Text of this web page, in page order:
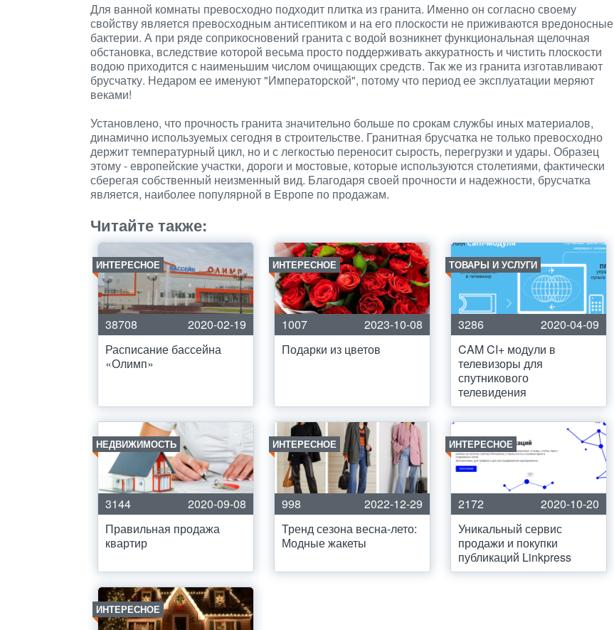
Для ванной комнаты превосходно подходит плитка из гранита. Именно он согласно своему
свойству является превосходным антисептиком и на его плоскости не приживаются вредоносные
бактерии. А при ряде соприкосновений гранита с водой возникнет функциональная щелочная
обстановка, вследствие которой весьма просто поддерживать аккуратность и чистить плоскости
водою приходится с наименьшим числом очищающих средств. Так же из гранита изготавливают
брусчатку. Недаром ее именуют "Императорской", потому что период ее эксплуатации меряют
веками!
Установлено, что прочность гранита значительно больше по срокам службы иных материалов,
динамично используемых сегодня в строительстве. Гранитная брусчатка не только превосходно
держит температурный цикл, но и с легкостью переносит сырость, перегрузки и удары. Образец
этому - европейские участки, дороги и мостовые, которые используются столетиями, фактически
сберегая собственный неизменный вид. Благодаря своей прочности и надежности, брусчатка
является, наиболее популярной в Европе по продажам.
Читайте также:
ИНТЕРЕСНОЕ
38708
2020-02-19
Расписание бассейна
«Олимп»
ИНТЕРЕСНОЕ
1007
2023-10-08
Подарки из цветов
ТОВАРЫ И УСЛУГИ
3286
2020-04-09
CAM CI+ модули в
телевизоры для
спутникового
телевидения
НЕДВИЖИМОСТЬ
3144
2020-09-08
Правильная продажа
квартир
ИНТЕРЕСНОЕ
998
2022-12-29
Тренд сезона весна-лето:
Модные жакеты
ИНТЕРЕСНОЕ
2172
2020-10-20
Уникальный сервис
продажи и покупки
публикаций Linkpress
ИНТЕРЕСНОЕ